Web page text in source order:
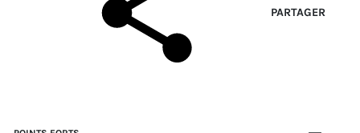
PARTAGER